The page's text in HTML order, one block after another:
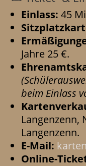
Einlass: 45
Jahre 25 €.
beim Einlass
Langenzenn,
Langenzenn.
E-Mail:
Online-